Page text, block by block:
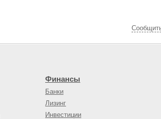
Финансы
Банки
Лизинг
Инвестиции